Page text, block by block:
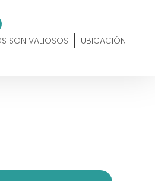
SON VALIOSOS UBICACIÓN